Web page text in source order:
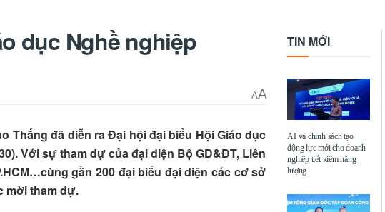
dục Nghề nghiệp
AA
Thắng đã diễn ra Đại hội đại biểu Hội Giáo dục
Với sự tham dự của đại diện Bộ GD&ĐT, Liên
gần 200 đại biểu đại diện các cơ sở
mời tham dự.
TIN MỚI
AI và chính sách tạo
động lực mới cho doanh
nghiệp tiết kiệm năng
lượng